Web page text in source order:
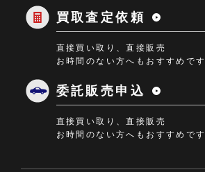
買取査定依頼
直接買い取り、直接販売
お時間のない方へもおすすめです
委託販売申込
直接買い取り、直接販売
お時間のない方へもおすすめです